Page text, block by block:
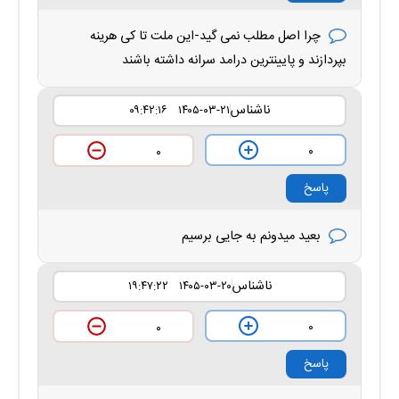
چرا اصل مطلب نمی گید-این ملت تا کی هرینه
بپردازند و پایینترین درامد سرانه داشته باشند
ناشناس۱۴۰۵-۰۳-۲۱ ۰۹:۴۲:۱۶
۰
۰
پاسخ
بعید میدونم به جایی برسیم
ناشناس۱۴۰۵-۰۳-۲۰ ۱۹:۴۷:۲۲
۰
۰
پاسخ